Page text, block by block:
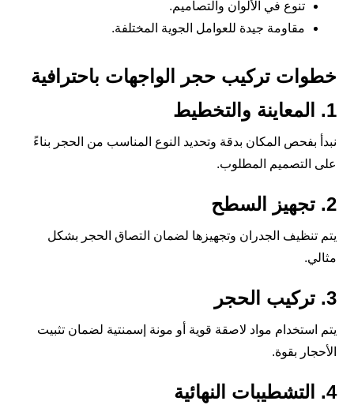
تنوع في الألوان والتصاميم.
مقاومة جيدة للعوامل الجوية المختلفة.
خطوات تركيب حجر الواجهات باحترافية
1. المعاينة والتخطيط
نبدأ بفحص المكان بدقة وتحديد النوع المناسب من الحجر بناءً
على التصميم المطلوب.
2. تجهيز السطح
يتم تنظيف الجدران وتجهيزها لضمان التصاق الحجر بشكل
مثالي.
3. تركيب الحجر
يتم استخدام مواد لاصقة قوية أو مونة إسمنتية لضمان تثبيت
الأحجار بقوة.
4. التشطيبات النهائية